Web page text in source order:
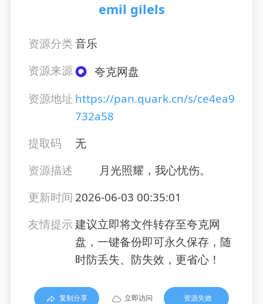
emil gilels
资源分类音乐
资源来源
夸克网盘
资源地址 https://pan.quark.cn/s/ce4ea9
732a58
提取码
无
资源描述
月光照耀，我心忧伤。
更新时间 2026-06-03 00:35:01
友情提示建议立即将文件转存至夸克网
盘，一键备份即可永久保存，随
时防丢失、防失效，更省心！
复制分享 立即访问 资源失效